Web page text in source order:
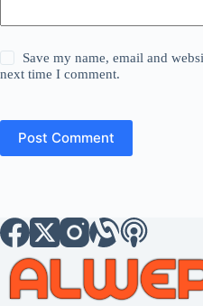
Save my name, email and
next time I comment.
Post Comment